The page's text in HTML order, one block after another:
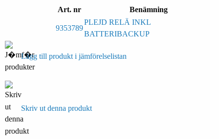
Art. nr Benämning
9353789
PLEJD RELÄ INKL
BATTERIBACKUP
Lägg till produkt i jämförelselistan
Skriv ut denna produkt